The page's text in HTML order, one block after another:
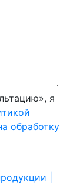
я
обработку